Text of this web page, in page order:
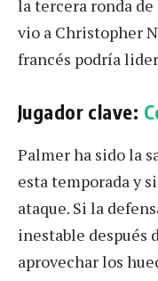
la tercera ronda de
vio a Christopher
francés podría
Jugador clave:
Palmer ha sido la
esta temporada y
ataque. Si la
inestable después
aprovechar los